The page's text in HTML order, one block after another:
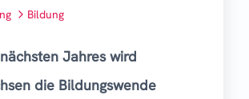
Bildung
Jahres wird
die Bildungswende